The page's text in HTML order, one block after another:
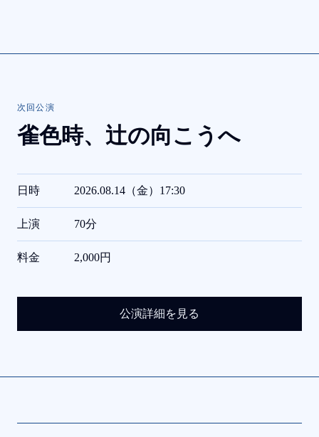
次回公演
雀色時、 辻の向こうへ
日時 2026.08.14（金）17:30
上演 70分
料金 2,000円
公演詳細を見る